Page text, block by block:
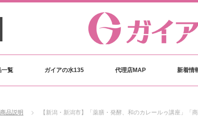
一覧 ガイアの水135 代理店MAP 新着情
商品説明 【新潟・新潟市】「薬膳・発酵、和のカレールゥ講座」「